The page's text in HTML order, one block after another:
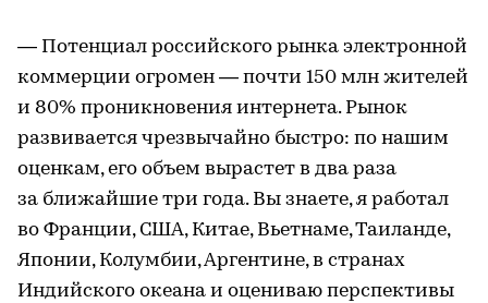
— Потенциал российского рынка электронной
коммерции огромен — почти 150 млн жителей
и 80% проникновения интернета. Рынок
развивается чрезвычайно быстро: по нашим
оценкам, его объем вырастет в два раза
за ближайшие три года. Вы знаете, я работал
во Франции, США, Китае, Вьетнаме, Таиланде,
Японии, Колумбии, Аргентине, в странах
Индийского океана и оцениваю перспективы